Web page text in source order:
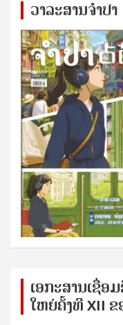
ວາລະສານຈຳປາ
ເອກ​ະ​ສານ​ເຊ​ື່ອ
ໃຫຍ່​ຄັ້ງ​ທີ XII ຂ